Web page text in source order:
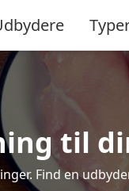
til
Find en